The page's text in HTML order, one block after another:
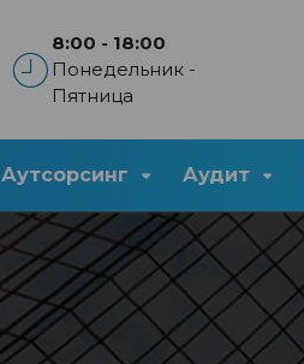
8:00 - 18:00
Понедельник -
Пятница
Аутсорсинг Аудит